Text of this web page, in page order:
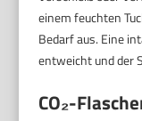
einem feuchten
Bedarf aus. Eine
entweicht und der
CO₂-